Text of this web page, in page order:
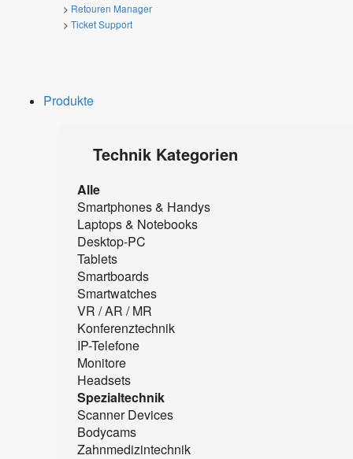
> Retouren Manager
> Ticket Support
Produkte
Technik Kategorien
Alle
Smartphones & Handys
Laptops & Notebooks
Desktop-PC
Tablets
Smartboards
Smartwatches
VR / AR / MR
Konferenztechnik
IP-Telefone
Monitore
Headsets
Spezialtechnik
Scanner Devices
Bodycams
Zahnmedizintechnik